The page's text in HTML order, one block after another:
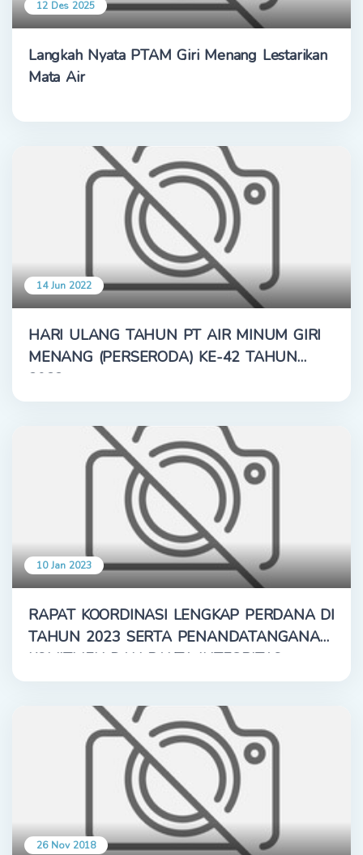
12 Des 2025
Langkah Nyata PTAM Giri Menang Lestarikan
Mata Air
14 Jun 2022
HARI ULANG TAHUN PT AIR MINUM GIRI
MENANG (PERSERODA) KE-42 TAHUN
2022
10 Jan 2023
RAPAT KOORDINASI LENGKAP PERDANA DI
TAHUN 2023 SERTA PENANDATANGANAN
KOMITMEN DAN PAKTA INTEGRITAS
26 Nov 2018